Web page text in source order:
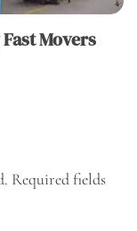
Movers
Required fields